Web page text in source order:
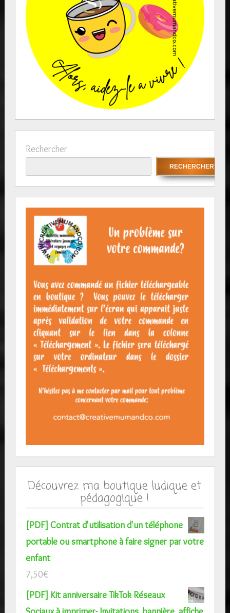
Rechercher
RECHERCHER
Découvrez ma boutique ludique et
pédagogique !
[PDF] Contrat d'utilisation d'un téléphone
portable ou smartphone à faire signer par votre
enfant
7,50€
[PDF] Kit anniversaire TikTok Réseaux